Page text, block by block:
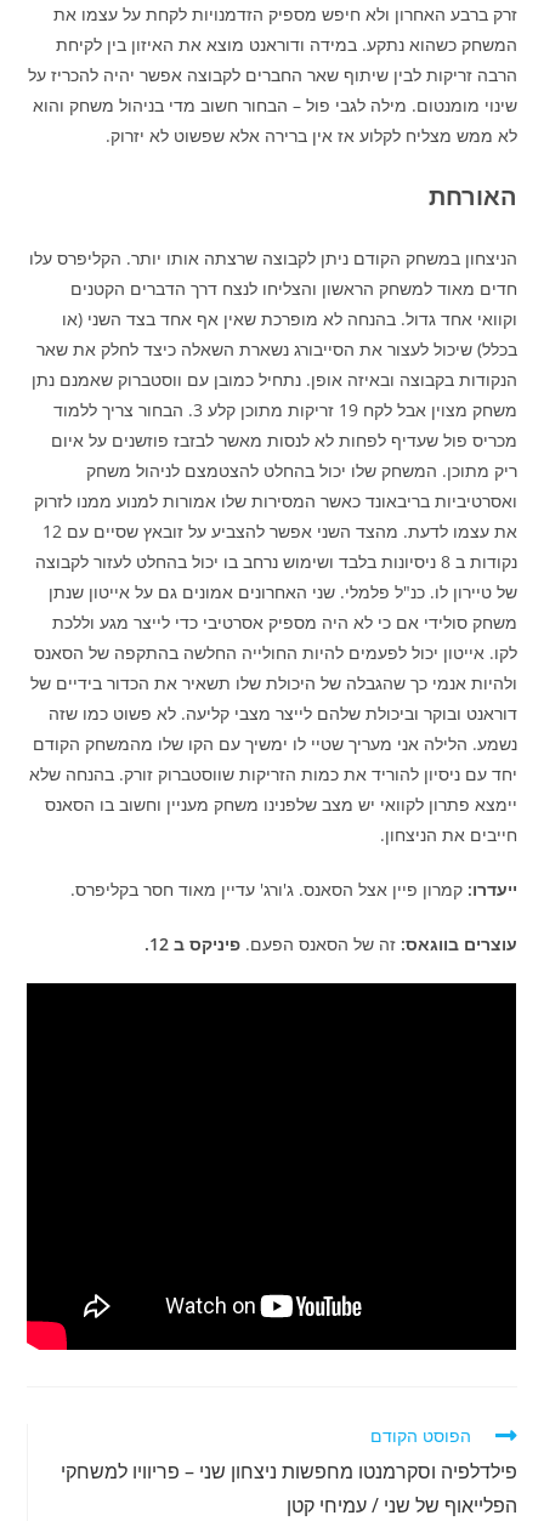
זרק ברבע האחרון ולא חיפש מספיק הזדמנויות לקחת על עצמו את
המשחק כשהוא נתקע. במידה ודוראנט מוצא את האיזון בין לקיחת
הרבה זריקות לבין שיתוף שאר החברים לקבוצה אפשר יהיה להכריז על
שינוי מומנטום. מילה לגבי פול – הבחור חשוב מדי בניהול משחק והוא
לא ממש מצליח לקלוע אז אין ברירה אלא שפשוט לא יזרוק.
האורחת
הניצחון במשחק הקודם ניתן לקבוצה שרצתה אותו יותר. הקליפרס עלו
חדים מאוד למשחק הראשון והצליחו לנצח דרך הדברים הקטנים
וקוואי אחד גדול. בהנחה לא מופרכת שאין אף אחד בצד השני (או
בכלל) שיכול לעצור את הסייבורג נשארת השאלה כיצד לחלק את שאר
הנקודות בקבוצה ובאיזה אופן. נתחיל כמובן עם ווסטברוק שאמנם נתן
משחק מצוין אבל לקח 19 זריקות מתוכן קלע 3. הבחור צריך ללמוד
מכריס פול שעדיף לפחות לא לנסות מאשר לבזבז פוזשנים על איום
ריק מתוכן. המשחק שלו יכול בהחלט להצטמצם לניהול משחק
ואסרטיביות בריבאונד כאשר המסירות שלו אמורות למנוע ממנו לזרוק
את עצמו לדעת. מהצד השני אפשר להצביע על זובאץ שסיים עם 12
נקודות ב 8 ניסיונות בלבד ושימוש נרחב בו יכול בהחלט לעזור לקבוצה
של טיירון לו. כנ"ל פלמלי. שני האחרונים אמונים גם על אייטון שנתן
משחק סולידי אם כי לא היה מספיק אסרטיבי כדי לייצר מגע וללכת
לקו. אייטון יכול לפעמים להיות החולייה החלשה בהתקפה של הסאנס
ולהיות אנמי כך שהגבלה של היכולת שלו תשאיר את הכדור בידיים של
דוראנט ובוקר וביכולת שלהם לייצר מצבי קליעה. לא פשוט כמו שזה
נשמע. הלילה אני מעריך שטיי לו ימשיך עם הקו שלו מהמשחק הקודם
יחד עם ניסיון להוריד את כמות הזריקות שווסטברוק זורק. בהנחה שלא
יימצא פתרון לקוואי יש מצב שלפנינו משחק מעניין וחשוב בו הסאנס
חייבים את הניצחון.
ייעדרו: קמרון פיין אצל הסאנס. ג'ורג' עדיין מאוד חסר בקליפרס.
עוצרים בווגאס: זה של הסאנס הפעם.פיניקס ב 12.
לקרוא
מאמרים
נוספים
הפוסט הקודם
פילדלפיה וסקרמנטו מחפשות ניצחון שני – פריוויו למשחקי
הפלייאוף של שני / עמיחי קטן